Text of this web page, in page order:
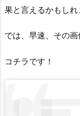
果と言えるかもしれ
では、早速、その画
コチラです！